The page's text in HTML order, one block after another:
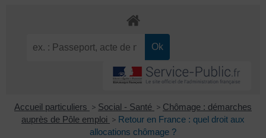
Accueil particuliers > Social - Santé > Chômage : démarches
auprès de Pôle emploi > Retour en France : quel droit aux
allocations chômage ?